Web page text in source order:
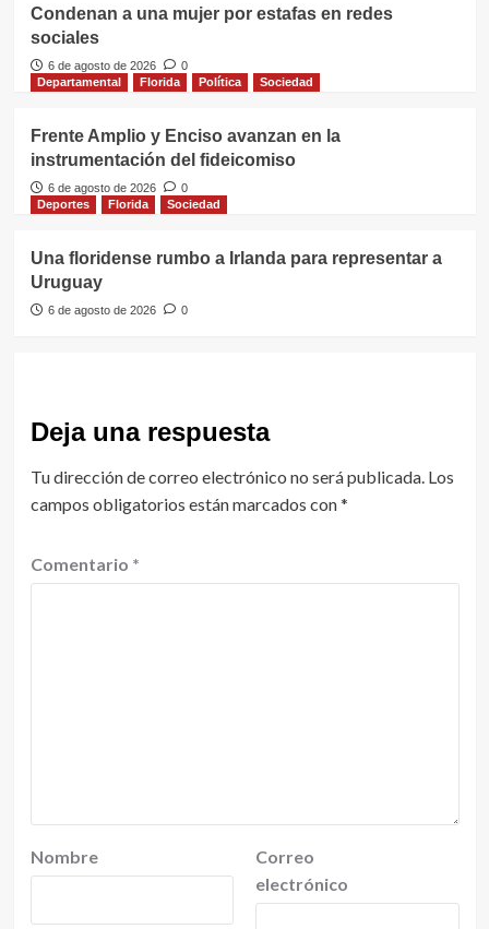
Condenan a una mujer por estafas en redes
sociales
6 de agosto de 2026
0
Departamental
Florida Política Sociedad
Frente Amplio y Enciso avanzan en la
instrumentación del fideicomiso
6 de agosto de 2026
0
Deportes
Florida Sociedad
Una floridense rumbo a Irlanda para representar a
Uruguay
6 de agosto de 2026 0
Deja una respuesta
Tu dirección de correo electrónico no será publicada. Los
campos obligatorios están marcados con*
Comentario *
Nombre
Correo
electrónico